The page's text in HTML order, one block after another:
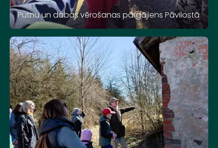
Putnu un dabas vērošanas pārgājiens Pāvilostā